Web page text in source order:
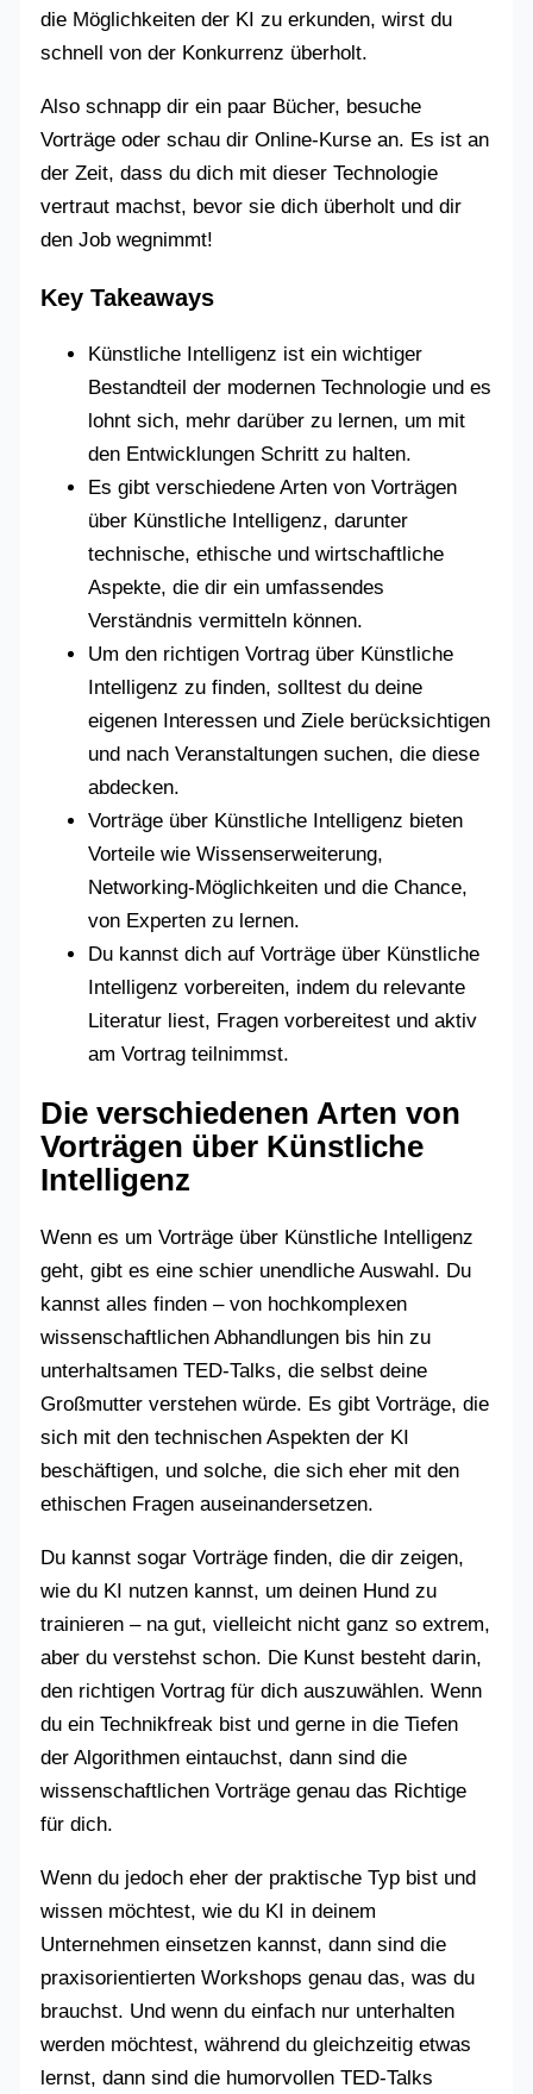
die Möglichkeiten der KI zu erkunden, wirst du
schnell von der Konkurrenz überholt.
Also schnapp dir ein paar Bücher, besuche
Vorträge oder schau dir Online-Kurse an. Es ist an
der Zeit, dass du dich mit dieser Technologie
vertraut machst, bevor sie dich überholt und dir
den Job wegnimmt!
Key Takeaways
Künstliche Intelligenz ist ein wichtiger
Bestandteil der modernen Technologie und es
lohnt sich, mehr darüber zu lernen, um mit
den Entwicklungen Schritt zu halten.
Es gibt verschiedene Arten von Vorträgen
über Künstliche Intelligenz, darunter
technische, ethische und wirtschaftliche
Aspekte, die dir ein umfassendes
Verständnis vermitteln können.
Um den richtigen Vortrag über Künstliche
Intelligenz zu finden, solltest du deine
eigenen Interessen und Ziele berücksichtigen
und nach Veranstaltungen suchen, die diese
abdecken.
Vorträge über Künstliche Intelligenz bieten
Vorteile wie Wissenserweiterung,
Networking-Möglichkeiten und die Chance,
von Experten zu lernen.
Du kannst dich auf Vorträge über Künstliche
Intelligenz vorbereiten, indem du relevante
Literatur liest, Fragen vorbereitest und aktiv
am Vortrag teilnimmst.
Die verschiedenen Arten von
Vorträgen über Künstliche
Intelligenz
Wenn es um Vorträge über Künstliche Intelligenz
geht, gibt es eine schier unendliche Auswahl. Du
kannst alles finden – von hochkomplexen
wissenschaftlichen Abhandlungen bis hin zu
unterhaltsamen TED-Talks, die selbst deine
Großmutter verstehen würde. Es gibt Vorträge, die
sich mit den technischen Aspekten der KI
beschäftigen, und solche, die sich eher mit den
ethischen Fragen auseinandersetzen.
Du kannst sogar Vorträge finden, die dir zeigen,
wie du KI nutzen kannst, um deinen Hund zu
trainieren – na gut, vielleicht nicht ganz so extrem,
aber du verstehst schon. Die Kunst besteht darin,
den richtigen Vortrag für dich auszuwählen. Wenn
du ein Technikfreak bist und gerne in die Tiefen
der Algorithmen eintauchst, dann sind die
wissenschaftlichen Vorträge genau das Richtige
für dich.
Wenn du jedoch eher der praktische Typ bist und
wissen möchtest, wie du KI in deinem
Unternehmen einsetzen kannst, dann sind die
praxisorientierten Workshops genau das, was du
brauchst. Und wenn du einfach nur unterhalten
werden möchtest, während du gleichzeitig etwas
lernst, dann sind die humorvollen TED-Talks